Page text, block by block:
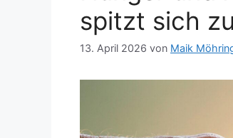
spitzt sich zu
13. April 2026 von Maik